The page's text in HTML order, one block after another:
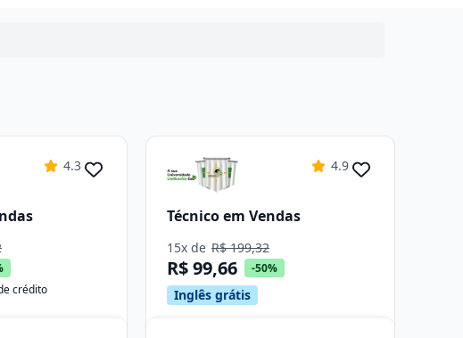
4.3
crédito
4.9
Técnico em Vendas
15x de R$ 199,32
R$ 99,66 -50%
Inglês grátis